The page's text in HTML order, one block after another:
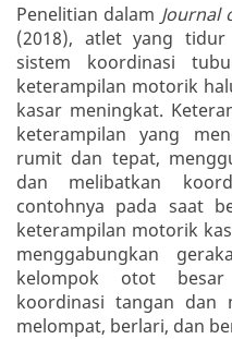
Penelitian dalam Journal
(2018), atlet yang
sistem koordinasi
keterampilan motorik
kasar meningkat.
keterampilan yang
rumit dan tepat,
dan melibatkan
contohnya pada saat
keterampilan motorik
menggabungkan
kelompok otot
koordinasi tangan dan
melompat, berlari, dan